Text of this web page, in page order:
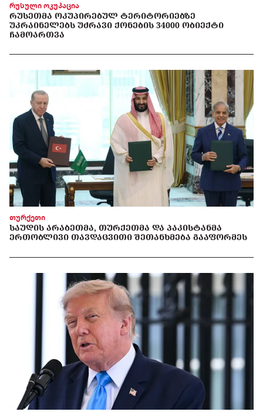
რუსული ოკუპაცია
ᲠᲣᲡᲔᲗᲛᲐ ᲝᲙᲣᲞᲘᲠᲔᲑᲣᲚ ᲢᲔᲠᲘᲢᲝᲠᲘᲔᲑᲖᲔ
ᲣᲙᲠᲐᲘᲜᲔᲚᲔᲑᲡ ᲣᲫᲠᲐᲕᲘ ᲥᲝᲜᲔᲑᲘᲡ 34000 ᲝᲑᲘᲔᲥᲢᲘ
ᲩᲐᲛᲝᲐᲠᲗᲕᲐ
თურქეთი
ᲡᲐᲣᲓᲘᲡ ᲐᲠᲐᲑᲔᲗᲛᲐ, ᲗᲣᲠᲥᲔᲗᲛᲐ ᲓᲐ ᲞᲐᲙᲘᲡᲢᲐᲜᲛᲐ
ᲔᲠᲗᲝᲑᲚᲘᲕᲘ ᲗᲐᲕᲓᲐᲪᲕᲘᲗᲘ ᲨᲔᲗᲐᲜᲮᲛᲔᲑᲐ ᲒᲐᲐᲤᲝᲠᲛᲔᲡ